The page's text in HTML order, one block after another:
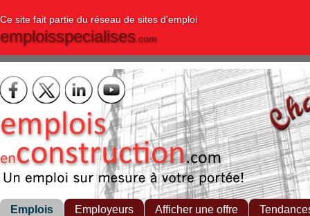
Ce site fait partie du réseau de sites d'emploi
emploisspecialises.com
Emplois Employeurs Afficher une offre